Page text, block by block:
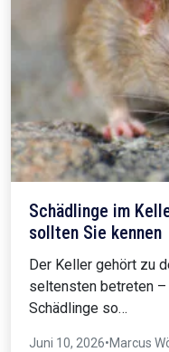
Schädlinge im
sollten Sie kennen
Der Keller gehört zu
seltensten betreten –
Schädlinge so…
Juni 10, 2026•Marcus